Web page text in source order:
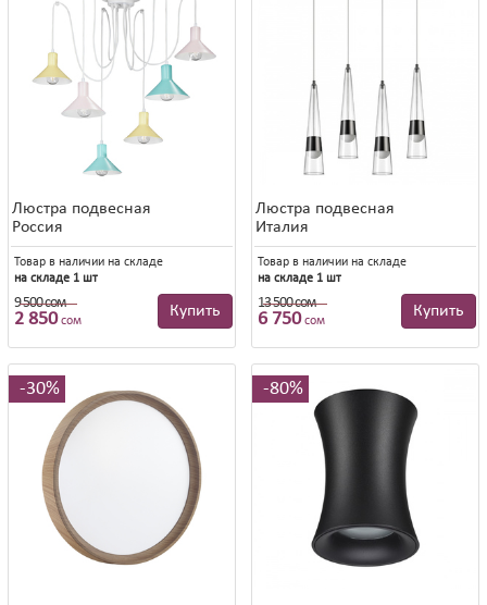
Люстра подвесная
Россия
Товар в наличии на складе
на складе 1 шт
9 500 сом
2 850сом
Купить
Люстра подвесная
Италия
Товар в наличии на складе
на складе 1 шт
13 500 сом
6 750сом
Купить
30% 80%